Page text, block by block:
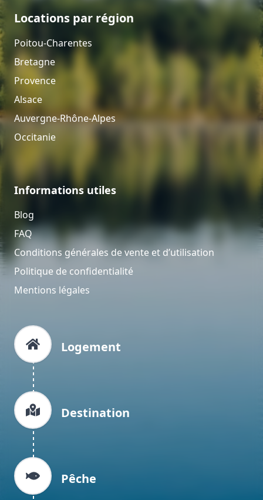
Locations par région
Poitou-Charentes
Bretagne
Provence
Alsace
Auvergne-Rhône-Alpes
Occitanie
Informations utiles
Blog
FAQ
Conditions générales de vente et d’utilisation
Politique de confidentialité
Mentions légales
Logement
Destination
Pêche